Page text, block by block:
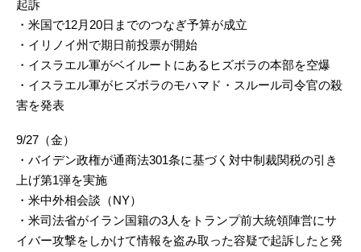
起訴
・米国で12月20日までのつなぎ予算が成立
・イリノイ州で期日前投票が開始
・イスラエル軍がベイルートにあるヒズボラの本部を空爆
・イスラエル軍がヒズボラのモハマド・スルール司令官の殺
害を発表
9/27（金）
・バイデン政権が通商法301条に基づく対中制裁関税の引き
上げ第1弾を実施
・米中外相会談（NY）
・米司法省がイラン国籍の3人をトランプ前大統領陣営にサ
イバー攻撃をしかけて情報を盗み取った容疑で起訴したと発